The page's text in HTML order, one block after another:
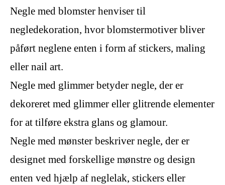
Negle med blomster henviser til
negledekoration, hvor blomstermotiver bliver
påført neglene enten i form af stickers, maling
eller nail art.
Negle med glimmer betyder negle, der er
dekoreret med glimmer eller glitrende elementer
for at tilføre ekstra glans og glamour.
Negle med mønster beskriver negle, der er
designet med forskellige mønstre og design
enten ved hjælp af neglelak, stickers eller